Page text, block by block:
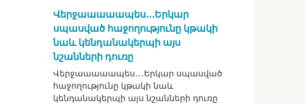
Վերջաաաաապես․․․Երկար
սպասված հաջողությունը կթակի
նաև կենդանակերպի այս
նշանների դուռը
Վերջաաաաապես․․․Երկար սպասված
հաջողությունը կթակի նաև
կենդանակերպի այս նշանների դուռը